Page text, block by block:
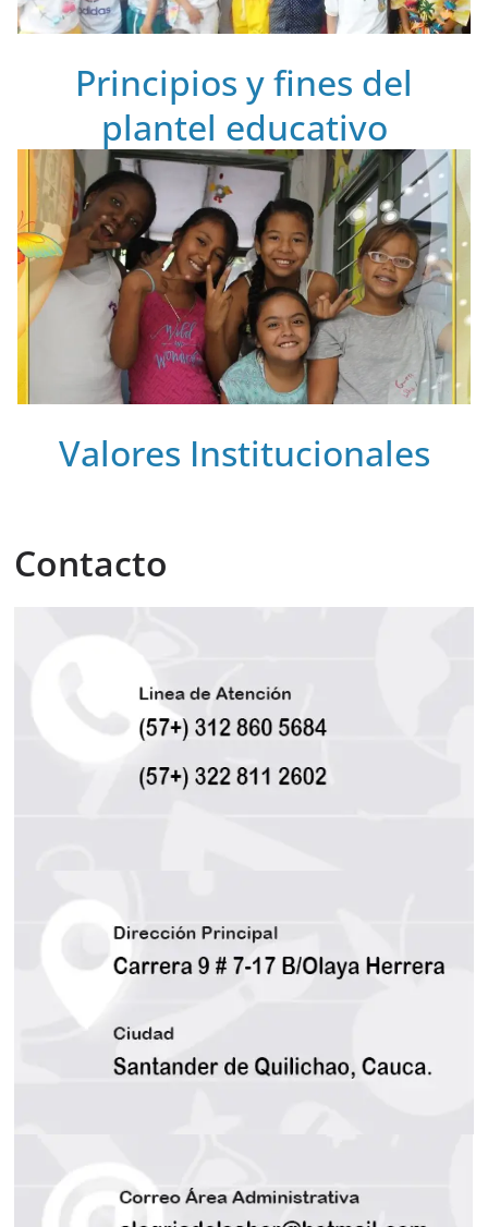
Principios y fines del
plantel educativo
Valores Institucionales
Contacto